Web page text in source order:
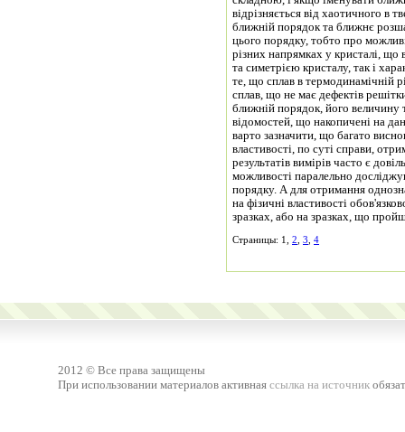
відрізняється від хаотичного в
ближній порядок та ближнє
цього порядку, тобто про
різних напрямках у кристалі, що
та симетрією кристалу, так і
те, що сплав в термодинамічній
сплав, що не має дефектів
ближній порядок, його величину
відомостей, що накопичені на
варто зазначити, що багато
властивості, по суті справи,
результатів вимірів часто є
можливості паралельно
порядку. А для отримання
на фізичні властивості
зразках, або на зразках, що
Страницы: 1, 2 3 4
2012 © Все права защищены
При использовании материалов активная ссылка на источник